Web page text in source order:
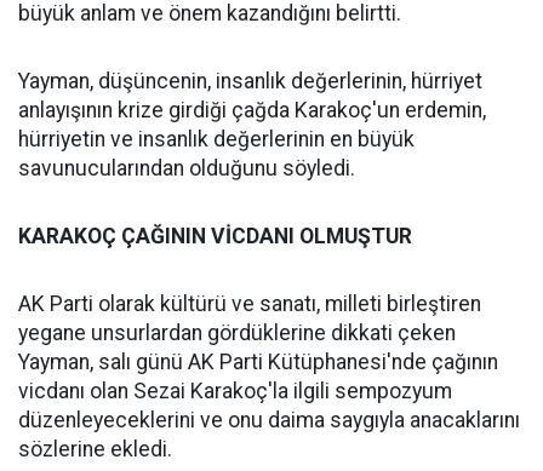
büyük anlam ve önem kazandığını belirtti.
Yayman, düşüncenin, insanlık değerlerinin, hürriyet
anlayışının krize girdiği çağda Karakoç'un erdemin,
hürriyetin ve insanlık değerlerinin en büyük
savunucularından olduğunu söyledi.
KARAKOÇ ÇAĞININ VİCDANI OLMUŞTUR
AK Parti olarak kültürü ve sanatı, milleti birleştiren
yegane unsurlardan gördüklerine dikkati çeken
Yayman, salı günü AK Parti Kütüphanesi'nde çağının
vicdanı olan Sezai Karakoç'la ilgili sempozyum
düzenleyeceklerini ve onu daima saygıyla anacaklarını
sözlerine ekledi.